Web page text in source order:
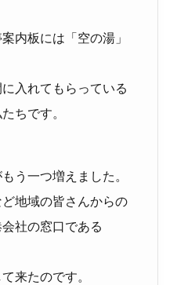
内板には「空の湯」
入れてもらっている
ちです。
う一つ増えました。
地域の皆さんからの
社の窓口である
来たのです。